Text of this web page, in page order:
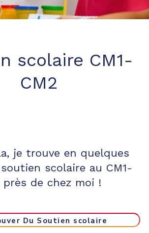
scolaire CM1-
CM2
je trouve en quelques
scolaire au CM1-
près de chez moi !
Du Soutien scolaire